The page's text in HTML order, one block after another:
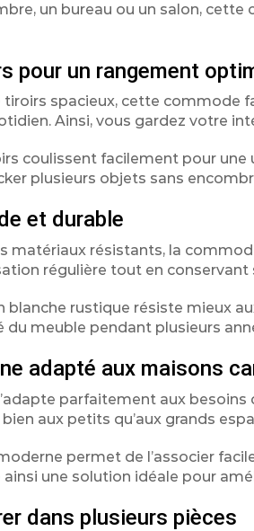
un bureau ou un salon,
pour un rangement
tiroirs spacieux, cette commode
Ainsi, vous gardez votre
coulissent facilement pour
plusieurs objets sans
et durable
matériaux résistants, la
régulière tout en conservant
blanche rustique résiste mieux
du meuble pendant plusieurs
adapté aux maisons
parfaitement aux besoins
aux petits qu’aux grands
permet de l’associer
ainsi une solution idéale pour
dans plusieurs pièces